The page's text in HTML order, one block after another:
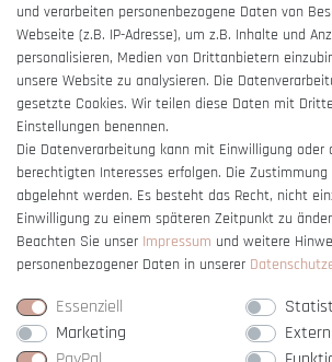
Impressum
Barrierefreiheitserklärung
Vertrag
und verarbeiten personenbezogene Daten von
Webseite (z.B. IP-Adresse), um z.B. Inhalte und
personalisieren, Medien von Drittanbietern
unsere Website zu analysieren. Die
gesetzte Cookies. Wir teilen diese Daten mit
Einstellungen benennen.
Die Datenverarbeitung kann mit Einwilligung oder
berechtigten Interesses erfolgen. Die
abgelehnt werden. Es besteht das Recht, nicht
Einwilligung zu einem späteren Zeitpunkt zu
Beachten Sie unser Impressum und weitere
personenbezogener Daten in unserer
Essenziell
Marketing